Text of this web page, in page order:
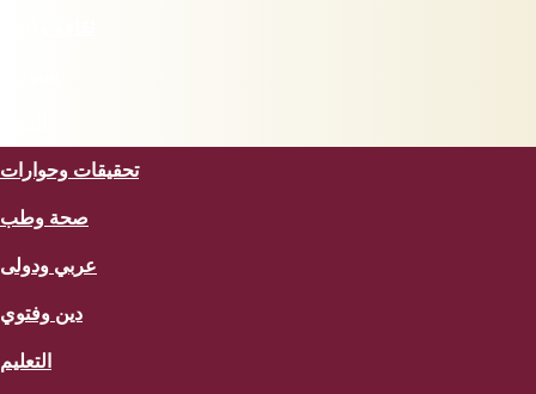
تحقيقات وحوارات
صحة وطب
عربي ودولى
دين وفتوي
التعليم